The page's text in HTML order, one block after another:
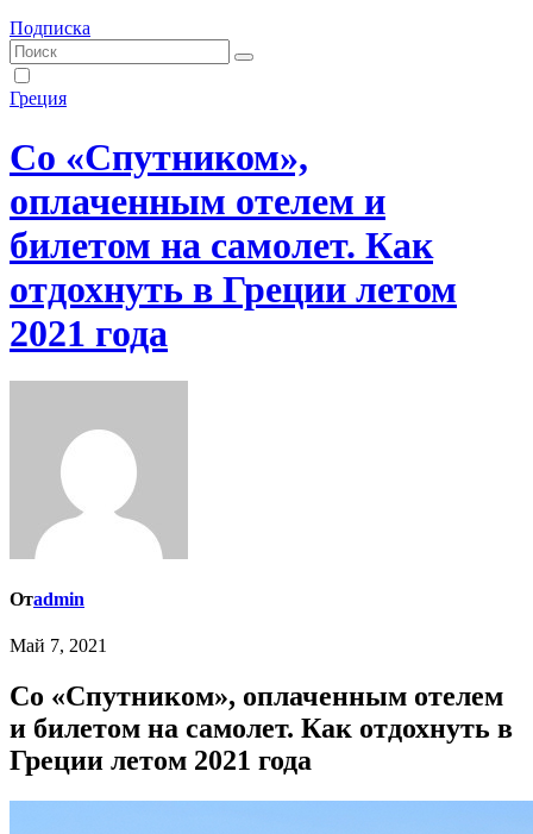
Подписка
Греция
Со «Спутником»,
оплаченным отелем и
билетом на самолет. Как
отдохнуть в Греции летом
2021 года
Отadmin
Май 7, 2021
Со «Спутником», оплаченным отелем
и билетом на самолет. Как отдохнуть в
Греции летом 2021 года